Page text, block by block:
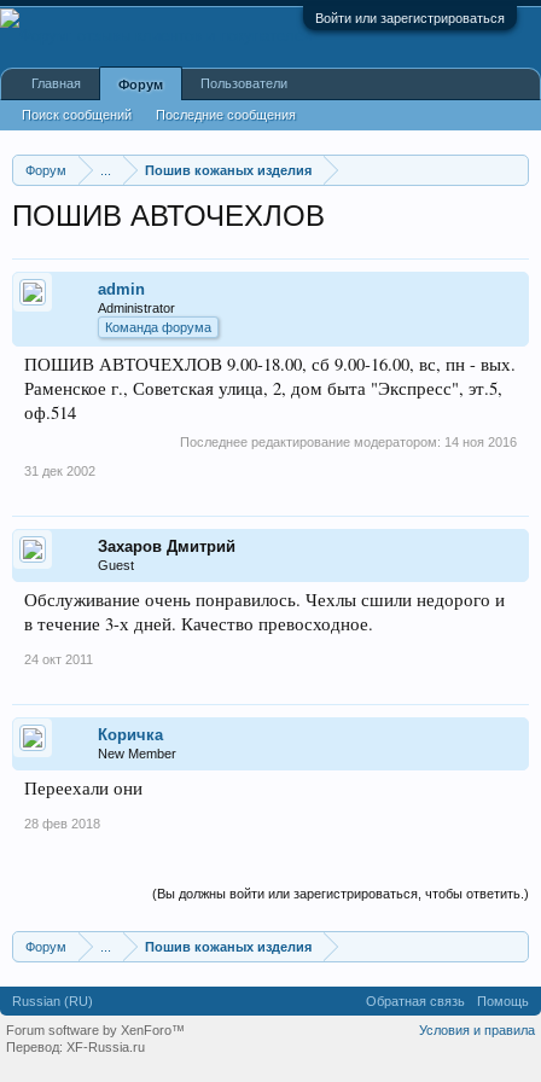
Войти или зарегистрироваться
Форум Пошив кожаных изделия
ПОШИВ АВТОЧЕХЛОВ
admin
Administrator
Команда форума
ПОШИВ АВТОЧЕХЛОВ 9.00-18.00, сб 9.00-16.00, вс, пн - вых.
Раменское г., Советская улица, 2, дом быта "Экспресс", эт.5,
оф.514
Последнее редактирование модератором: 14 ноя 2016
31 дек 2002
Захаров Дмитрий
Guest
Обслуживание очень понравилось. Чехлы сшили недорого и
в течение 3-х дней. Качество превосходное.
24 окт 2011
Коричка
New Member
Переехали они
28 фев 2018
(Вы должны войти или зарегистрироваться, чтобы ответить.)
Форум Пошив кожаных изделия
Главная Форум
Поиск сообщений Последние сообщения
Пользователи
Russian (RU) Обратная связь
Помощь
Условия и правила
Forum software by XenForo™
Перевод: XF-Russia.ru